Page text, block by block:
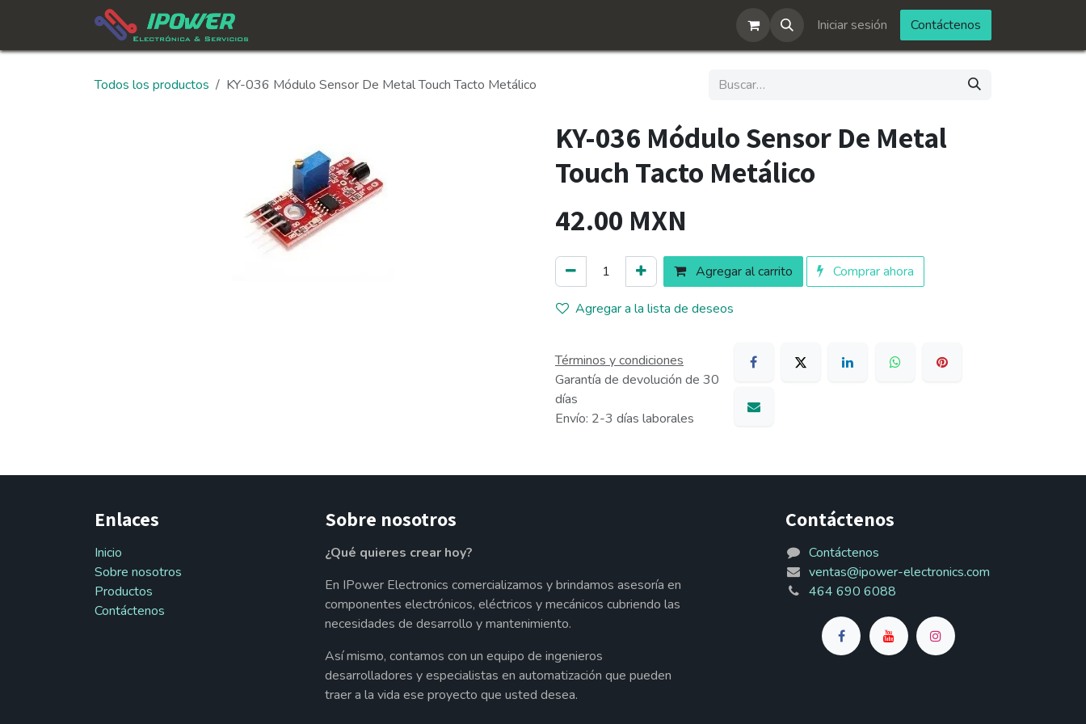
Iniciar sesión Contáctenos
Todos los productos KY-036 Módulo Sensor De Metal Touch Tacto Metálico
KY-036 Módulo Sensor De Metal
Touch Tacto Metálico
42.00 MXN
Agregar al carrito Comprar ahora
Agregar a la lista de deseos
Términos y condiciones
Garantía de devolución de 30
días
Envío: 2-3 días laborales
Enlaces
Inicio
Sobre nosotros
Productos
Contáctenos
Sobre nosotros
¿Qué quieres crear hoy?
En IPower Electronics comercializamos y brindamos asesoría en
componentes electrónicos, eléctricos y mecánicos cubriendo las
necesidades de desarrollo y mantenimiento.
Así mismo, contamos con un equipo de ingenieros
desarrolladores y especialistas en automatización que pueden
traer a la vida ese proyecto que usted desea.
Contáctenos
Contáctenos
ventas@ipower-electronics.com
464 690 6088